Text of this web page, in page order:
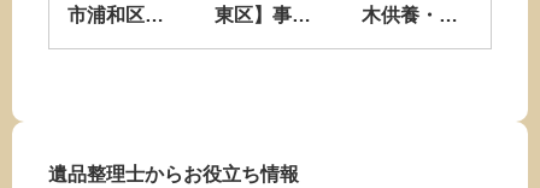
市浦和区】
のスピード
東区】事務
階から1時間
木供養・お
実
遺品整理士からお役立ち情報